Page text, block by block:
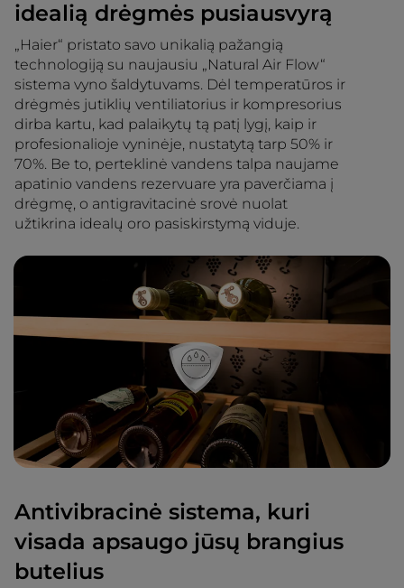
idealią drėgmės pusiausvyrą
„Haier“ pristato savo unikalią pažangią
technologiją su naujausiu „Natural Air Flow“
sistema vyno šaldytuvams. Dėl temperatūros ir
drėgmės jutiklių ventiliatorius ir kompresorius
dirba kartu, kad palaikytų tą patį lygį, kaip ir
profesionalioje vyninėje, nustatytą tarp 50% ir
70%. Be to, perteklinė vandens talpa naujame
apatinio vandens rezervuare yra paverčiama į
drėgmę, o antigravitacinė srovė nuolat
užtikrina idealų oro pasiskirstymą viduje.
Antivibracinė sistema, kuri
visada apsaugo jūsų brangius
butelius